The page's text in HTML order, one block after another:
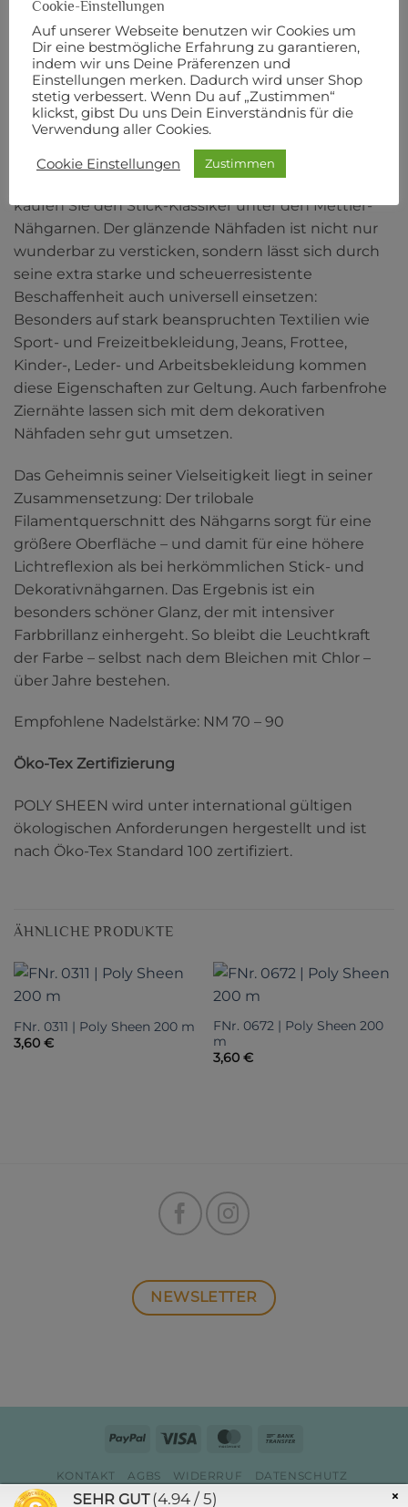
ZUSÄTZLICHE INFORMATIONEN
PRODUKTSICHERHEIT
POLY SHEEN No. 40
Robust, dekorativ und farbecht: Mit POLY SHEEN
kaufen Sie den Stick-Klassiker unter den Mettler-
Nähgarnen. Der glänzende Nähfaden ist nicht nur
wunderbar zu versticken, sondern lässt sich durch
seine extra starke und scheuerresistente
Beschaffenheit auch universell einsetzen:
Besonders auf stark beanspruchten Textilien wie
Sport- und Freizeitbekleidung, Jeans, Frottee,
Kinder-, Leder- und Arbeitsbekleidung kommen
diese Eigenschaften zur Geltung. Auch farbenfrohe
Ziernähte lassen sich mit dem dekorativen
Nähfaden sehr gut umsetzen.
Das Geheimnis seiner Vielseitigkeit liegt in seiner
Zusammensetzung: Der trilobale
Filamentquerschnitt des Nähgarns sorgt für eine
größere Oberfläche – und damit für eine höhere
Lichtreflexion als bei herkömmlichen Stick- und
Dekorativnähgarnen. Das Ergebnis ist ein
besonders schöner Glanz, der mit intensiver
Farbbrillanz einhergeht. So bleibt die Leuchtkraft
der Farbe – selbst nach dem Bleichen mit Chlor –
über Jahre bestehen.
Empfohlene Nadelstärke: NM 70 – 90
Öko-Tex Zertifizierung
POLY SHEEN wird unter international gültigen
ökologischen Anforderungen hergestellt und ist
nach Öko-Tex Standard 100 zertifiziert.
ÄHNLICHE PRODUKTE
FNr. 0311 | Poly Sheen 200 m
3,60 €
FNr. 0672 | Poly Sheen 200
m
3,60 €
NEWSLETTER
PayPal Visa MasterCard
KONTAKT AGBS WIDERRUF
DATENSCHUTZ
ZAHLUNG & VERSAND
IMPRESSUM
Cookie-Einstellungen
Auf unserer Webseite benutzen wir Cookies um
Dir eine bestmögliche Erfahrung zu garantieren,
indem wir uns Deine Präferenzen und
Einstellungen merken. Dadurch wird unser Shop
stetig verbessert. Wenn Du auf „Zustimmen“
klickst, gibst Du uns Dein Einverständnis für die
Verwendung aller Cookies.
Cookie Einstellungen Zustimmen
×
SEHR GUT (4.94 / 5)